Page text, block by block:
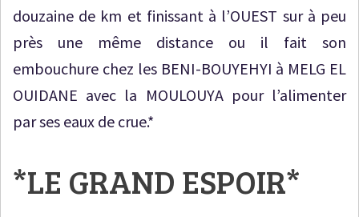
douzaine de km et finissant à l’OUEST sur à peu
près une même distance ou il fait son
embouchure chez les BENI-BOUYEHYI à MELG EL
OUIDANE avec la MOULOUYA pour l’alimenter
par ses eaux de crue.*
*LE GRAND ESPOIR*